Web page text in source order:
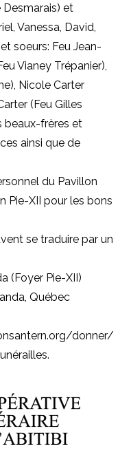
Desmarais) et
Vanessa, David,
soeurs: Feu Jean-
Vianey Trépanier),
Nicole Carter
(Feu Gilles
beaux-frères et
ainsi que de
du Pavillon
Pie-XII pour les bons
se traduire par un
(Foyer Pie-XII)
Québec
donner/